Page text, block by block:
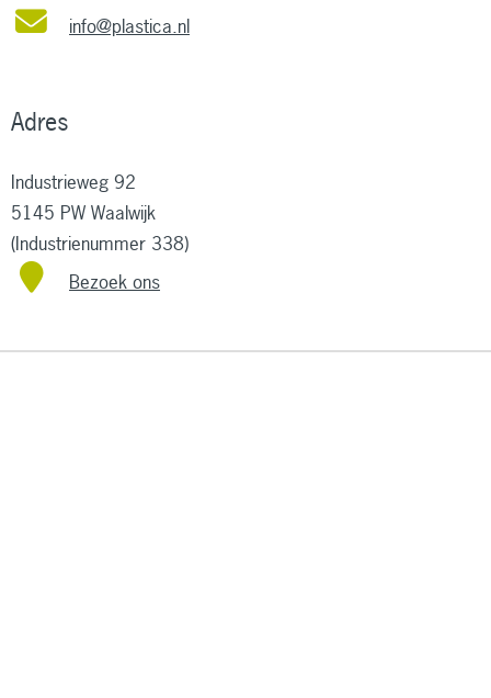
info@plastica.nl
Adres
Industrieweg 92
5145 PW Waalwijk
(Industrienummer 338)
Bezoek ons